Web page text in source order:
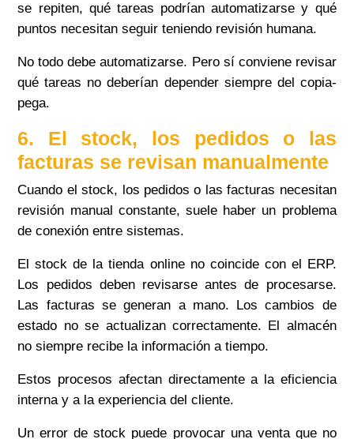
se repiten, qué tareas podrían automatizarse y qué
puntos necesitan seguir teniendo revisión humana.
No todo debe automatizarse. Pero sí conviene revisar
qué tareas no deberían depender siempre del copia-
pega.
6. El stock, los pedidos o las
facturas se revisan manualmente
Cuando el stock, los pedidos o las facturas necesitan
revisión manual constante, suele haber un problema
de conexión entre sistemas.
El stock de la tienda online no coincide con el ERP.
Los pedidos deben revisarse antes de procesarse.
Las facturas se generan a mano. Los cambios de
estado no se actualizan correctamente. El almacén
no siempre recibe la información a tiempo.
Estos procesos afectan directamente a la eficiencia
interna y a la experiencia del cliente.
Un error de stock puede provocar una venta que no